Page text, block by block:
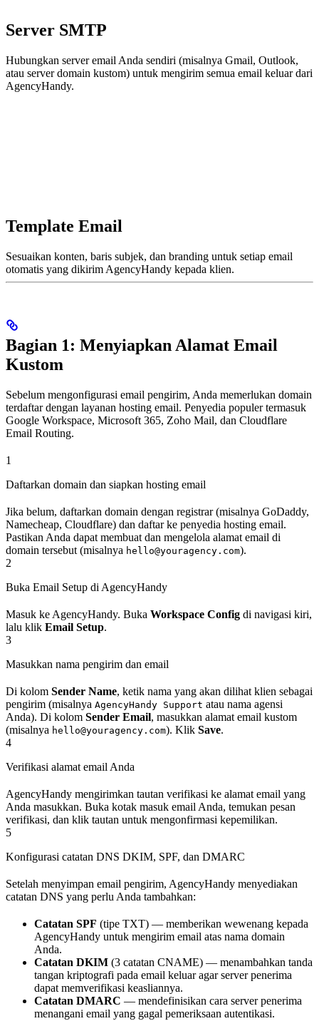
Server SMTP
Hubungkan server email Anda sendiri (misalnya Gmail, Outlook,
atau server domain kustom) untuk mengirim semua email keluar dari
AgencyHandy.
Template Email
Sesuaikan konten, baris subjek, dan branding untuk setiap email
otomatis yang dikirim AgencyHandy kepada klien.
Bagian 1: Menyiapkan Alamat Email
Kustom
Sebelum mengonfigurasi email pengirim, Anda memerlukan domain
terdaftar dengan layanan hosting email. Penyedia populer termasuk
Google Workspace, Microsoft 365, Zoho Mail, dan Cloudflare
Email Routing.
1
Daftarkan domain dan siapkan hosting email
Jika belum, daftarkan domain dengan registrar (misalnya GoDaddy,
Namecheap, Cloudflare) dan daftar ke penyedia hosting email.
Pastikan Anda dapat membuat dan mengelola alamat email di
domain tersebut (misalnya hello@youragency.com).
2
Buka Email Setup di AgencyHandy
Masuk ke AgencyHandy. Buka Workspace Config di navigasi kiri,
lalu klik Email Setup.
3
Masukkan nama pengirim dan email
Di kolom Sender Name, ketik nama yang akan dilihat klien sebagai
pengirim (misalnya AgencyHandy Support atau nama agensi
Anda). Di kolom Sender Email, masukkan alamat email kustom
(misalnya hello@youragency.com). Klik Save.
4
Verifikasi alamat email Anda
AgencyHandy mengirimkan tautan verifikasi ke alamat email yang
Anda masukkan. Buka kotak masuk email Anda, temukan pesan
verifikasi, dan klik tautan untuk mengonfirmasi kepemilikan.
5
Konfigurasi catatan DNS DKIM, SPF, dan DMARC
Setelah menyimpan email pengirim, AgencyHandy menyediakan
catatan DNS yang perlu Anda tambahkan:
Catatan SPF (tipe TXT) — memberikan wewenang kepada
AgencyHandy untuk mengirim email atas nama domain
Anda.
Catatan DKIM (3 catatan CNAME) — menambahkan tanda
tangan kriptografi pada email keluar agar server penerima
dapat memverifikasi keasliannya.
Catatan DMARC — mendefinisikan cara server penerima
menangani email yang gagal pemeriksaan autentikasi.